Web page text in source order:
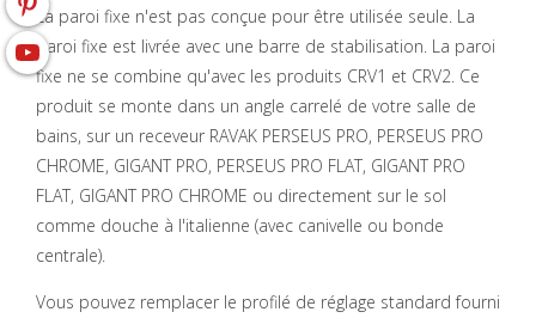
La paroi fixe n'est pas conçue pour être utilisée seule. La
paroi fixe est livrée avec une barre de stabilisation. La paroi
fixe ne se combine qu'avec les produits CRV1 et CRV2. Ce
produit se monte dans un angle carrelé de votre salle de
bains, sur un receveur RAVAK PERSEUS PRO, PERSEUS PRO
CHROME, GIGANT PRO, PERSEUS PRO FLAT, GIGANT PRO
FLAT, GIGANT PRO CHROME ou directement sur le sol
comme douche à l'italienne (avec canivelle ou bonde
centrale).
Vous pouvez remplacer le profilé de réglage standard fourni